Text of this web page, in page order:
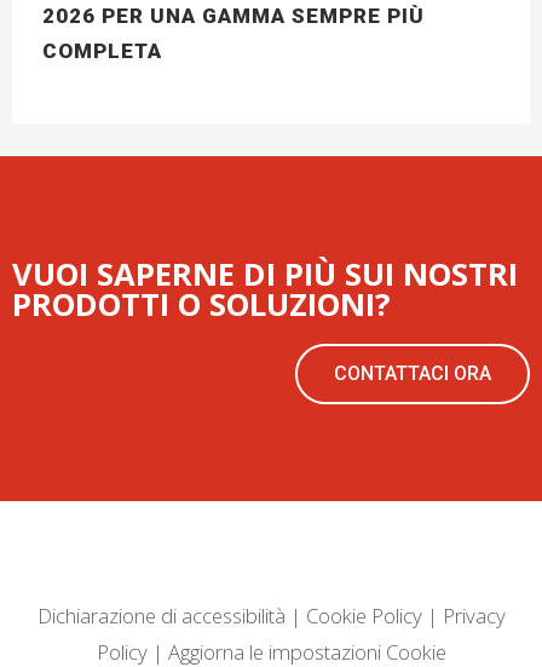
2026 PER UNA GAMMA SEMPRE PIÙ
COMPLETA
VUOI SAPERNE DI PIÙ SUI NOSTRI
PRODOTTI O SOLUZIONI?
CONTATTACI ORA
Dichiarazione di accessibilità | Cookie Policy| Privacy
Policy| Aggiorna le impostazioni Cookie